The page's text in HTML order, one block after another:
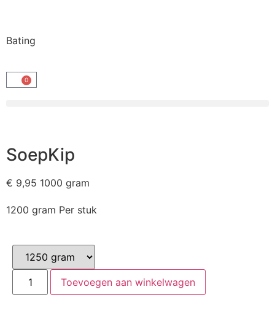
Bating
0
SoepKip
€ 9,95 1000 gram
1200 gram Per stuk
Toevoegen aan winkelwagen